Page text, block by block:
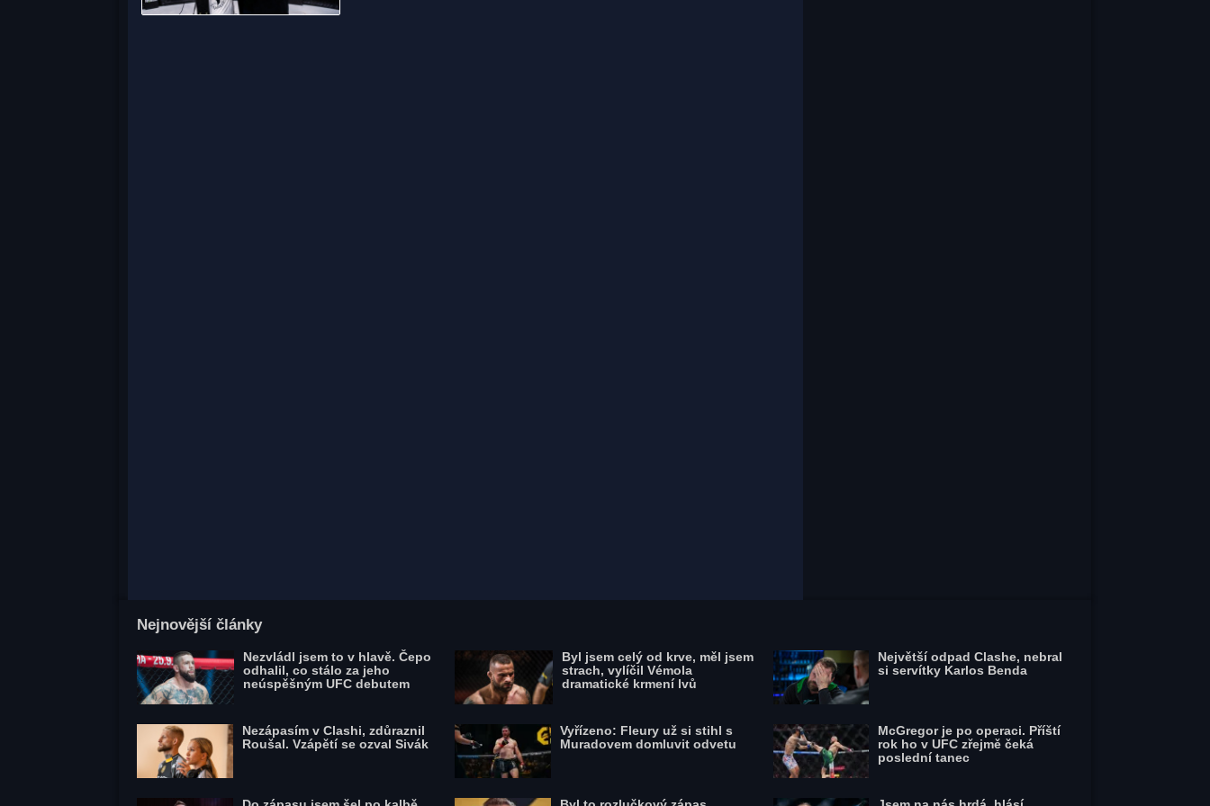
Nejnovější články
Nezvládl jsem to v hlavě. Čepo
odhalil, co stálo za jeho
neúspěšným UFC debutem
Nezápasím v Clashi, zdůraznil
Roušal. Vzápětí se ozval Sivák
Byl jsem celý od krve, měl jsem
strach, vylíčil Vémola
dramatické krmení lvů
Vyřízeno: Fleury už si stihl s
Muradovem domluvit odvetu
Největší odpad Clashe, nebral
si servítky Karlos Benda
McGregor je po operaci. Příští
rok ho v UFC zřejmě čeká
poslední tanec